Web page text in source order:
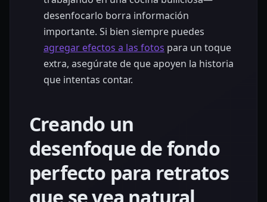
desenfocarlo borra información
importante. Si bien siempre puedes
agregar efectos a las fotos para un toque
extra, asegúrate de que apoyen la historia
que intentas contar.
Creando un
desenfoque de fondo
perfecto para retratos